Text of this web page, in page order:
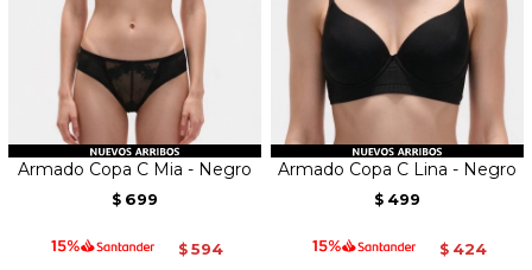
Armado Copa C Mia - Negro
$ 699
$ 594
Armado Copa C Lina - Negro
$ 499
$ 424